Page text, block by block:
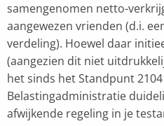
samengenomen netto-
aangewezen vrienden (d.i.
verdeling). Hoewel daar
(aangezien dit niet
het sinds het Standpunt
Belastingadministratie
afwijkende regeling in je